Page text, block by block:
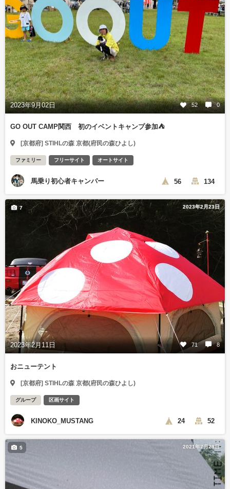
2023年9月02日 52 0
GO OUT CAMP関西 初のイベントキャンプ参加⛺️
[京都府] STIHLの森 京都(府民の森ひよし)
ファミリー フリーサイト オートサイト
馬乗り初心者キャンパー 56 134
2023年2月23日
2023年2月11日 71 8
7
おニューテント
[京都府] STIHLの森 京都(府民の森ひよし)
グループ 区画サイト
KINOKO_MUSTANG 24 52
2021年7月29日
5